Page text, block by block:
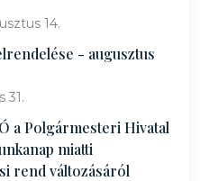
14.
- augusztus
31.
a Polgármesteri Hivatal
miatti
rend változásáról